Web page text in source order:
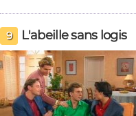
9 L'abeille sans logis